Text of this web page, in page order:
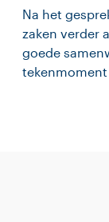
Na het
zaken verder
goede